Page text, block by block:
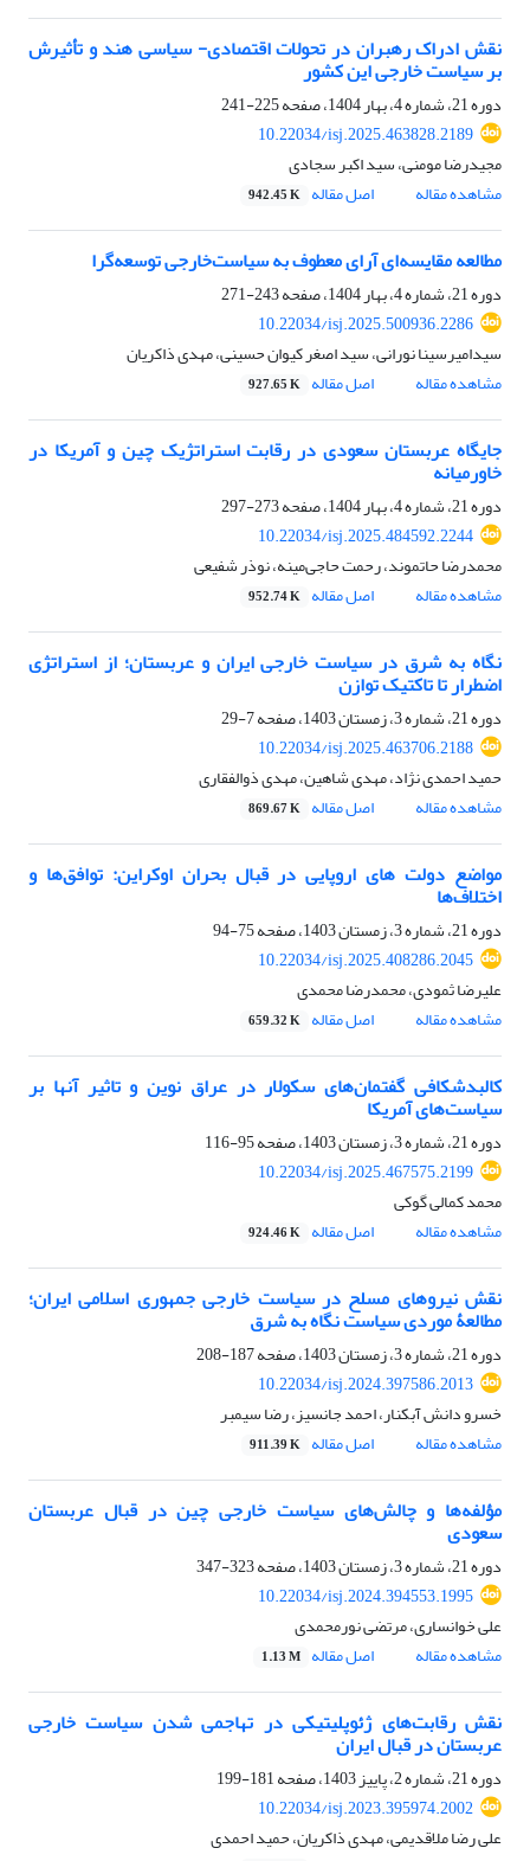
نقش ادراک رهبران در تحولات اقتصادی- سیاسی هند و تأثیرش
بر سیاست خارجی این کشور
دوره 21، شماره 4، بهار 1404، صفحه
225-241
10.22034/isj.2025.463828.2189
مجیدرضا مومنی، سید اکبر سجادی
مشاهده مقاله
اصل مقاله 942.45 K
مطالعه مقایسه‌ای آرای معطوف به سیاست‌خارجی توسعه‌گرا
دوره 21، شماره 4، بهار 1404، صفحه
243-271
10.22034/isj.2025.500936.2286
سیدامیرسینا نورانی، سید اصغر کیوان حسینی، مهدی ذاکریان
مشاهده مقاله
اصل مقاله 927.65 K
جایگاه عربستان سعودی در رقابت استراتژیک چین و آمریکا در
خاورمیانه
دوره 21، شماره 4، بهار 1404، صفحه
273-297
10.22034/isj.2025.484592.2244
محمدرضا حاتموند، رحمت حاجی‌مینه، نوذر شفیعی
مشاهده مقاله
اصل مقاله 952.74 K
نگاه به شرق در سیاست خارجی ایران و عربستان؛ از استراتژی
اضطرار تا تاکتیک توازن
دوره 21، شماره 3، زمستان 1403، صفحه
7-29
10.22034/isj.2025.463706.2188
حمید احمدی نژاد، مهدی شاهین، مهدی ذوالفقاری
مشاهده مقاله
اصل مقاله 869.67 K
مواضع دولت های اروپایی در قبال بحران اوکراین: توافق‌ها و
اختلاف‌ها
دوره 21، شماره 3، زمستان 1403، صفحه
75-94
10.22034/isj.2025.408286.2045
علیرضا ثمودی، محمدرضا محمدی
مشاهده مقاله
اصل مقاله 659.32 K
کالبدشکافی گفتمان‌های سکولار در عراق نوین و تاثیر آنها بر
سیاست‌های آمریکا
دوره 21، شماره 3، زمستان 1403، صفحه
95-116
10.22034/isj.2025.467575.2199
محمد کمالی گوکی
مشاهده مقاله
اصل مقاله 924.46 K
نقش نیروهای مسلح در سیاست خارجی جمهوری اسلامی ایران؛
مطالعۀ موردی سیاست نگاه به شرق
دوره 21، شماره 3، زمستان 1403، صفحه
187-208
10.22034/isj.2024.397586.2013
خسرو دانش آبکنار، احمد جانسیز، رضا سیمبر
مشاهده مقاله
اصل مقاله 911.39 K
مؤلفه‌ها و چالش‌های سیاست خارجی چین در قبال عربستان
سعودی
دوره 21، شماره 3، زمستان 1403، صفحه
323-347
10.22034/isj.2024.394553.1995
علی خوانساری، مرتضی نورمحمدی
مشاهده مقاله
اصل مقاله 1.13 M
نقش رقابت‌های ژئوپلیتیکی در تهاجمی‌ شدن سیاست‌ خارجی
عربستان در قبال ایران
دوره 21، شماره 2، پاییز 1403، صفحه
181-199
10.22034/isj.2023.395974.2002
علی رضا ملاقدیمی، مهدی ذاکریان، حمید احمدی